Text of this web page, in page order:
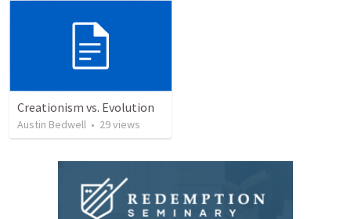
Creationism vs. Evolution
Austin Bedwell • 29views